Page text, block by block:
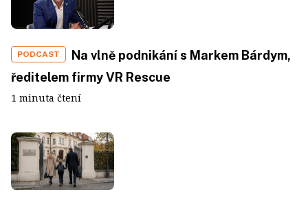
PODCAST
Na vlně podnikání s Markem Bárdym,
ředitelem firmy VR Rescue
1 minuta čtení